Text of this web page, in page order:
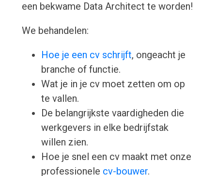
een bekwame Data Architect te worden!
We behandelen:
Hoe je een cv schrijft, ongeacht je
branche of functie.
Wat je in je cv moet zetten om op
te vallen.
De belangrijkste vaardigheden die
werkgevers in elke bedrijfstak
willen zien.
Hoe je snel een cv maakt met onze
professionele cv-bouwer.